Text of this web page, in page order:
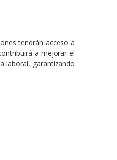
tendrán acceso a
a mejorar el
laboral, garantizando